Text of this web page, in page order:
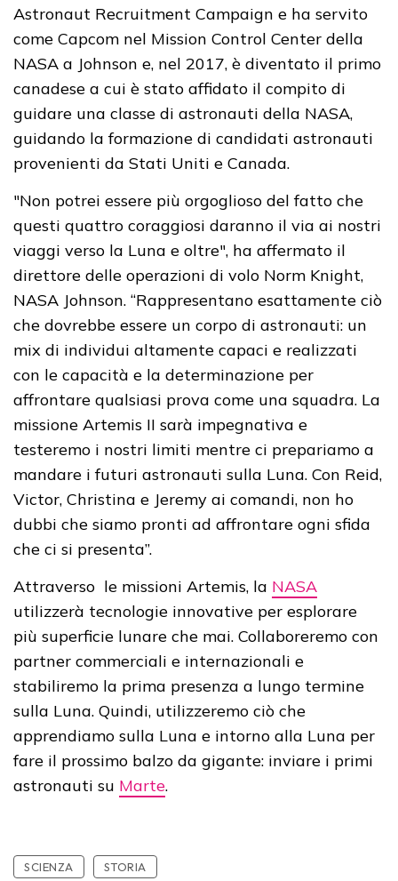
Astronaut Recruitment Campaign e ha servito
come Capcom nel Mission Control Center della
NASA a Johnson e, nel 2017, è diventato il primo
canadese a cui è stato affidato il compito di
guidare una classe di astronauti della NASA,
guidando la formazione di candidati astronauti
provenienti da Stati Uniti e Canada.
"Non potrei essere più orgoglioso del fatto che
questi quattro coraggiosi daranno il via ai nostri
viaggi verso la Luna e oltre", ha affermato il
direttore delle operazioni di volo Norm Knight,
NASA Johnson. “Rappresentano esattamente ciò
che dovrebbe essere un corpo di astronauti: un
mix di individui altamente capaci e realizzati
con le capacità e la determinazione per
affrontare qualsiasi prova come una squadra. La
missione Artemis II sarà impegnativa e
testeremo i nostri limiti mentre ci prepariamo a
mandare i futuri astronauti sulla Luna. Con Reid,
Victor, Christina e Jeremy ai comandi, non ho
dubbi che siamo pronti ad affrontare ogni sfida
che ci si presenta”.
Attraverso le missioni Artemis, la NASA
utilizzerà tecnologie innovative per esplorare
più superficie lunare che mai. Collaboreremo con
partner commerciali e internazionali e
stabiliremo la prima presenza a lungo termine
sulla Luna. Quindi, utilizzeremo ciò che
apprendiamo sulla Luna e intorno alla Luna per
fare il prossimo balzo da gigante: inviare i primi
astronauti su Marte.
SCIENZA STORIA